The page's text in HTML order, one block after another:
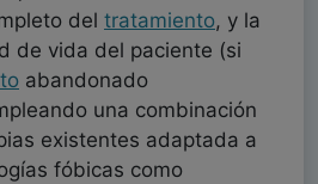
del tratamiento, y la
de vida del paciente (si
abandonado
una combinación
existentes adaptada a
fóbicas como